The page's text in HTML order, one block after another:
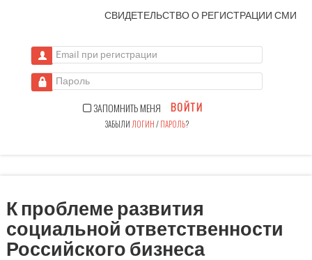
СВИДЕТЕЛЬСТВО О РЕГИСТРАЦИИСМИ
Email при регистрации
Пароль
ЗАПОМНИТЬ МЕНЯ ВОЙТИ
ЗАБЫЛИ ЛОГИН/ПАРОЛЬ?
К проблеме развития
социальной ответственности
Российского бизнеса